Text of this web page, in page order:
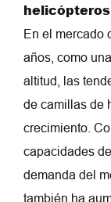
helicópteros
En el mercado
años, como
altitud, las
de camillas de
crecimiento.
capacidades
demanda del
también ha